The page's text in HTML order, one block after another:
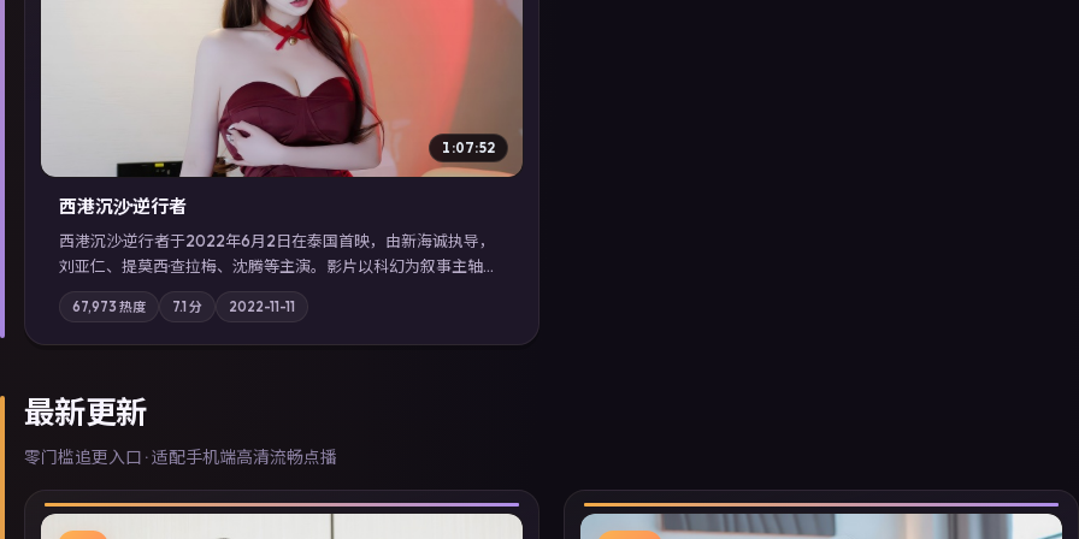
▶
1:07:52
西港沉沙·逆行者
西港沉沙·逆行者于2022年6月2日在泰国首映，由新海诚执导，
刘亚仁、提莫西·查拉梅、沈腾等主演。影片以科幻为叙事主轴，
失踪人口档案牵出跨国灰色产业链；摄影与配乐强化地域气质；
站内亦可通过「国产免费观看高清电视剧在线看」延展检索同类
型高分佳作，畅享高清在线追剧体验。
67,973 热度 7.1 分 2022-11-11
最新更新
零门槛追更入口 · 适配手机端高清流畅点播